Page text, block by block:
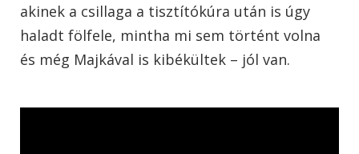
akinek a csillaga a tisztítókúra után is úgy
haladt fölfele, mintha mi sem történt volna
és még Majkával is kibékültek – jól van.